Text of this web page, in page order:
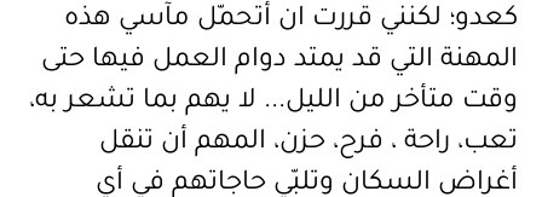
كعدو؛ لكنني قررت ان أتحمّل مآسي هذه
المهنة التي قد يمتد دوام العمل فيها حتى
وقت متأخر من الليل... لا يهم بما تشعر به،
تعب، راحة ، فرح، حزن، المهم أن تنقل
أغراض السكان وتلبّي حاجاتهم في أي